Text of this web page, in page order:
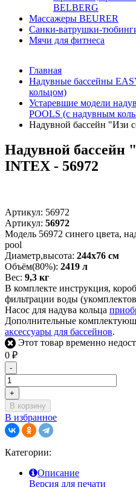
BELBERG
Массажеры BEURER
Санки-ватрушки-
Мячи для фитнеса
Главная
Надувные бассейны
кольцом)
Устаревшие модели
POOLS (с надувным
Надувной бассейн "Изи
Надувной бассейн
INTEX - 56972
Артикул: 56972
Артикул: 56972
Модель 56972 синего цвета,
pool
Диаметр,высота: 244х76 см
Объём(80%): 2419 л
Вес: 9,3 кг
В комплекте инструкция,
фильтрации воды
Насос для надува кольца
Дополнительные
аксессуары для бассейнов.
Этот товар временно
0 ₽
-
+
В корзину
В избранное
Категории:
Описание
Версия для печати